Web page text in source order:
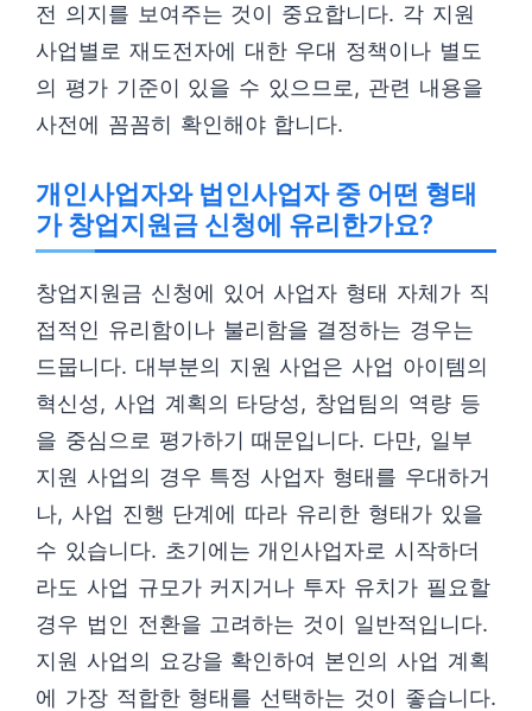
전 의지를 보여주는 것이 중요합니다. 각 지원
사업별로 재도전자에 대한 우대 정책이나 별도
의 평가 기준이 있을 수 있으므로, 관련 내용을
사전에 꼼꼼히 확인해야 합니다.
개인사업자와 법인사업자 중 어떤 형태
가 창업지원금 신청에 유리한가요?
창업지원금 신청에 있어 사업자 형태 자체가 직
접적인 유리함이나 불리함을 결정하는 경우는
드뭅니다. 대부분의 지원 사업은 사업 아이템의
혁신성, 사업 계획의 타당성, 창업팀의 역량 등
을 중심으로 평가하기 때문입니다. 다만, 일부
지원 사업의 경우 특정 사업자 형태를 우대하거
나, 사업 진행 단계에 따라 유리한 형태가 있을
수 있습니다. 초기에는 개인사업자로 시작하더
라도 사업 규모가 커지거나 투자 유치가 필요할
경우 법인 전환을 고려하는 것이 일반적입니다.
지원 사업의 요강을 확인하여 본인의 사업 계획
에 가장 적합한 형태를 선택하는 것이 좋습니다.